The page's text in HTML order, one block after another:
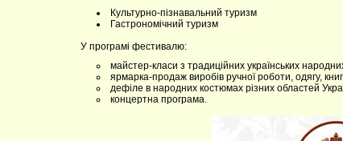
Культурно-пізнавальний туризм
Гастрономічний туризм
У програмі фестивалю:
майстер-класи з традиційних українських
ярмарка-продаж виробів ручної роботи, одягу,
дефіле в народних костюмах різних областей
концертна програма.